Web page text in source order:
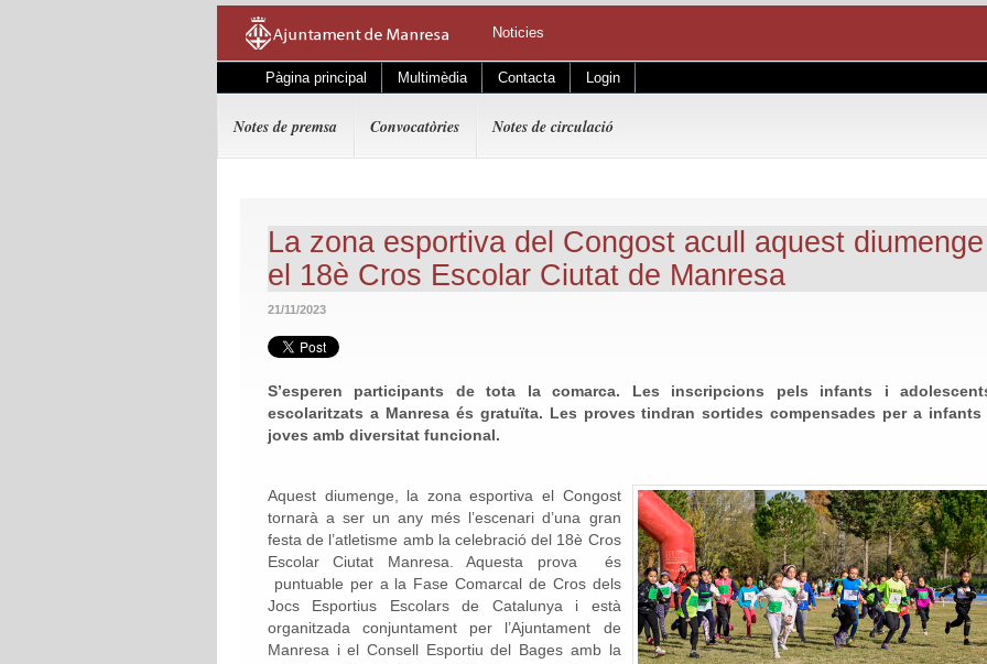
Noticies
Pàgina principal Multimèdia Contacta Login
Notes de premsa Convocatòries Notes de circulació
La zona esportiva del Congost acull aquest diumenge
el 18è Cros Escolar Ciutat de Manresa
21/11/2023
S’esperen participants de tota la comarca. Les inscripcions pels infants i
escolaritzats a Manresa és gratuïta. Les proves tindran sortides compensades per a infants
joves amb diversitat funcional.
Aquest diumenge, la zona esportiva el Congost
tornarà a ser un any més l’escenari d’una gran
festa de l’atletisme amb la celebració del 18è Cros
Escolar Ciutat Manresa. Aquesta prova és
puntuable per a la Fase Comarcal de Cros dels
Jocs Esportius Escolars de Catalunya i està
organitzada conjuntament per l’Ajuntament de
Manresa i el Consell Esportiu del Bages amb la